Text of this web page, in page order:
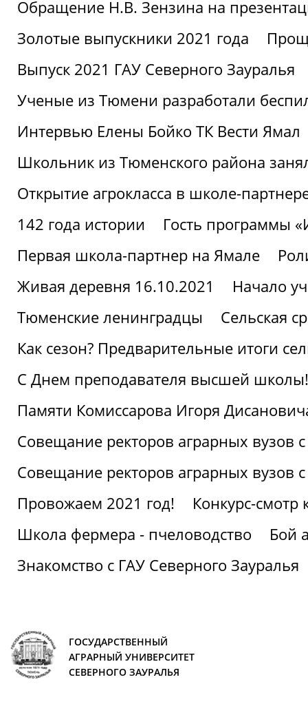
Обращение Н.В. Зензина на
Золотые выпускники 2021 года
Выпуск 2021 ГАУ Северного Зауралья
Ученые из Тюмени разработали
Интервью Елены Бойко ТК Вести Ямал
Школьник из Тюменского района
Открытие агрокласса в школе-
142 года истории
Гость программы
Первая школа-партнер на Ямале
Живая деревня 16.10.2021
Начало
Тюменские ленинградцы
Сельская
Как сезон? Предварительные итоги
С Днем преподавателя высшей школы!
Памяти Комиссарова Игоря
Совещание ректоров аграрных
Совещание ректоров аграрных
Провожаем 2021 год!
Конкурс-
Школа фермера - пчеловодство
Бой
Знакомство с ГАУ Северного Зауралья
ГОСУДАРСТВЕННЫЙ
АГРАРНЫЙ УНИВЕРСИТЕТ
СЕВЕРНОГО ЗАУРАЛЬЯ